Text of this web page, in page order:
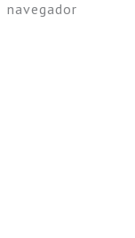
navegador